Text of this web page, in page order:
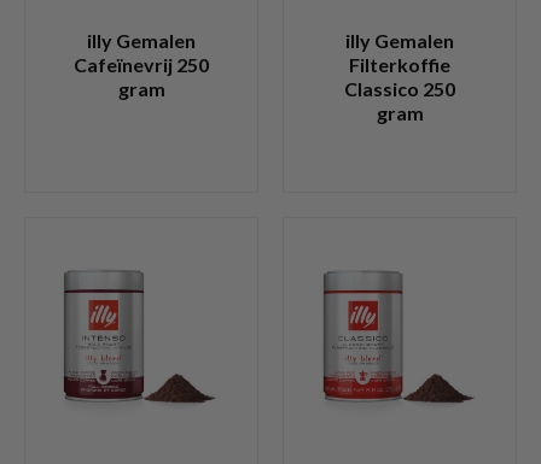
illy Gemalen
Cafeïnevrij 250
gram
illy Gemalen
Filterkoffie
Classico 250
gram